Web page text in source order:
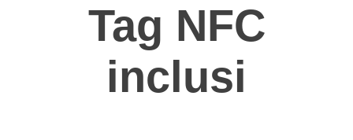
Tag NFC
inclusi